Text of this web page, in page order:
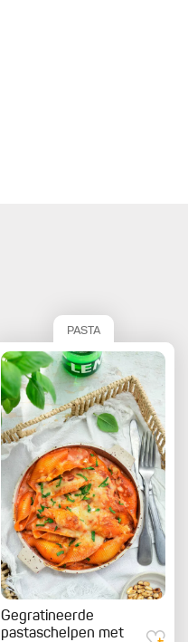
PASTA
Gegratineerde
pastaschelpen met